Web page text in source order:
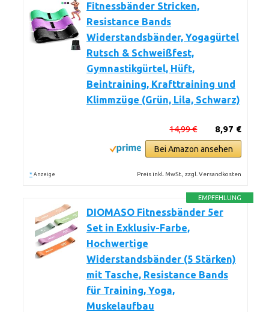
Fitnessbänder Stricken,
Resistance Bands
Widerstandsbänder, Yogagürtel
Rutsch & Schweißfest,
Gymnastikgürtel, Hüft,
Beintraining, Krafttraining und
Klimmzüge (Grün, Lila, Schwarz)
8,97 €
14,99 €
Bei Amazon ansehen
* Anzeige Preis inkl. MwSt., zzgl. Versandkosten
EMPFEHLUNG
DIOMASO Fitnessbänder 5er
Set in Exklusiv-Farbe,
Hochwertige
Widerstandsbänder (5 Stärken)
mit Tasche, Resistance Bands
für Training, Yoga,
Muskelaufbau